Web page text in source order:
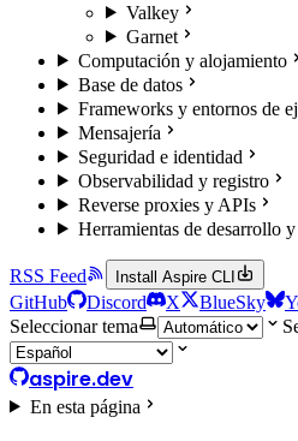
Valkey
Garnet
Computación y alojamiento
Base de datos
Frameworks y entornos de
Mensajería
Seguridad e identidad
Observabilidad y registro
Reverse proxies y APIs
Herramientas de desarrollo
RSS Feed Install Aspire CLI
GitHub Discord X BlueSky
Seleccionar tema
aspire.dev
En esta página